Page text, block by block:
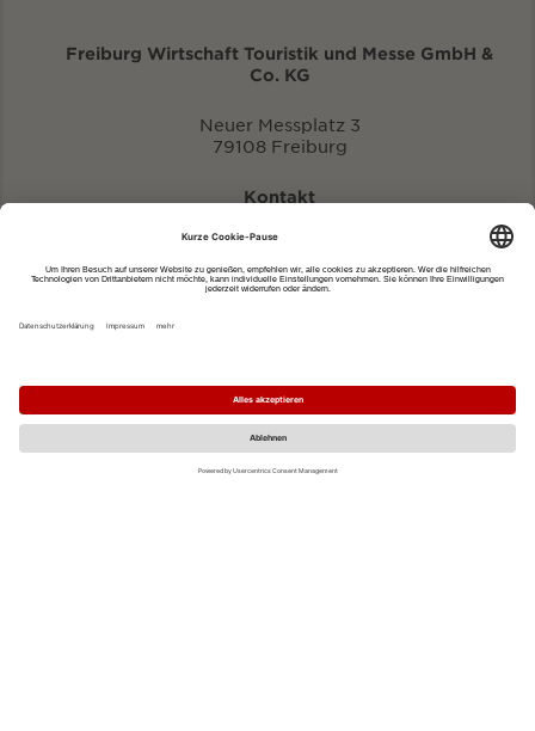
Freiburg Wirtschaft Touristik und Messe GmbH &
Co. KG
Neuer Messplatz 3
79108 Freiburg
Kontakt
eventportal@fwtm.de
Impressum